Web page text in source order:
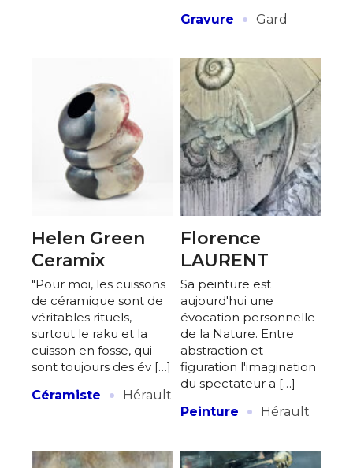
Gravure
· Gard
Helen Green
Ceramix
"Pour moi, les cuissons
de céramique sont de
véritables rituels,
surtout le raku et la
cuisson en fosse, qui
sont toujours des év […]
Céramiste
· Hérault
Florence
LAURENT
Sa peinture est
aujourd'hui une
évocation personnelle
de la Nature. Entre
abstraction et
figuration l'imagination
du spectateur a […]
Peinture
· Hérault